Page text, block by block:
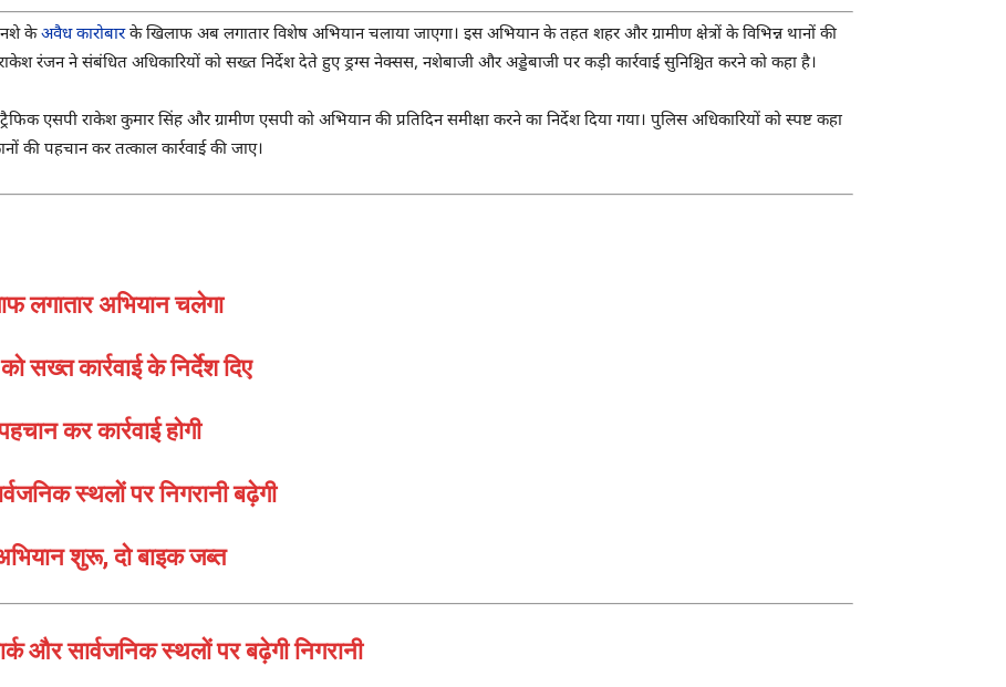
नशे केअवैध कारोबारके खिलाफ अब लगातार विशेष अभियान चलाया जाएगा। इस अभियान के तहत शहर और ग्रामीण क्षेत्रों के विभिन्न थानों की
रंजनने संबंधित अधिकारियों को सख्त निर्देश देते हुए ड्रग्स नेक्सस, नशेबाजी और अड्डेबाजी पर कड़ी कार्रवाई सुनिश्चित करने को कहा है।
एसपी राकेश कुमार सिंहऔर ग्रामीण एसपी को अभियान की प्रतिदिन समीक्षा करने का निर्देश दिया गया। पुलिस अधिकारियों को स्पष्ट कहा
की पहचान कर तत्काल कार्रवाई की जाए।
लगातार अभियान चलेगा
सख्त कार्रवाई के निर्देश दिए
कर कार्रवाई होगी
स्थलों पर निगरानी बढ़ेगी
शुरू, दो बाइक जब्त
और सार्वजनिक स्थलों पर बढ़ेगी निगरानी